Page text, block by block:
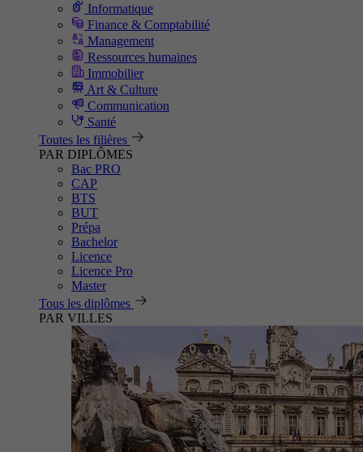
Informatique
Finance & Comptabilité
Management
Ressources humaines
Immobilier
Art & Culture
Communication
Santé
Toutes les filières
PAR DIPLÔMES
Bac PRO
CAP
BTS
BUT
Prépa
Bachelor
Licence
Licence Pro
Master
Tous les diplômes
PAR VILLES